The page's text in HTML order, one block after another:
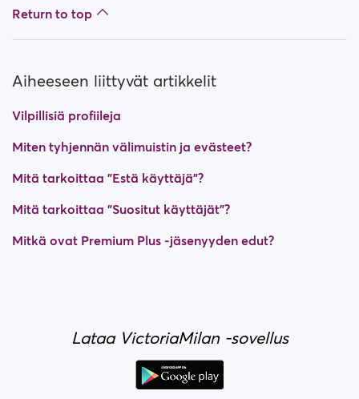
Return to top
Aiheeseen liittyvät artikkelit
Vilpillisiä profiileja
Miten tyhjennän välimuistin ja evästeet?
Mitä tarkoittaa "Estä käyttäjä"?
Mitä tarkoittaa "Suositut käyttäjät"?
Mitkä ovat Premium Plus -jäsenyyden edut?
Lataa VictoriaMilan -sovellus